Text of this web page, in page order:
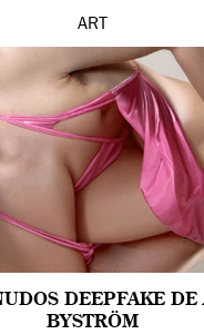
ART
DEEPFAKE DE
BYSTRÖM